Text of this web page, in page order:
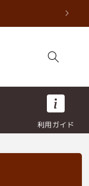
利用ガイド